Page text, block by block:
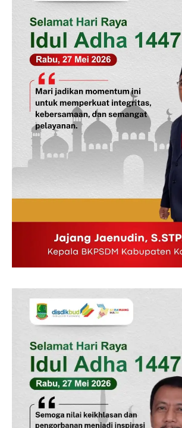
News Week
Magazine PRO
SUBSCRIBE NOW